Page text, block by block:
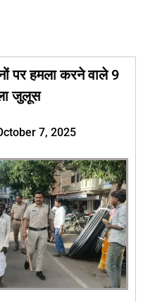
पर हमला करने वाले 9
जुलूस
7, 2025